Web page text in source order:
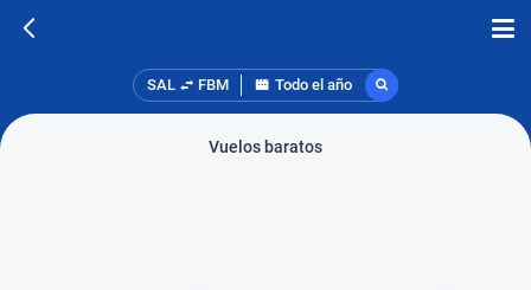
SAL FBM Todo el año
Vuelos baratos